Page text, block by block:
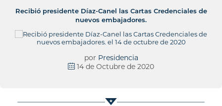
Recibió presidente Díaz-Canel las Cartas Credenciales de
nuevos embajadores.
por Presidencia
14 de Octubre de 2020